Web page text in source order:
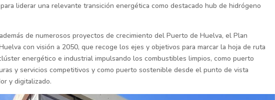
liderar una relevante transición energética como destacado hub de hidrógeno
de numerosos proyectos de crecimiento del Puerto de Huelva, el Plan
con visión a 2050, que recoge los ejes y objetivos para marcar la hoja de ruta
energético e industrial impulsando los combustibles limpios, como puerto
y servicios competitivos y como puerto sostenible desde el punto de vista
y digitalizado.